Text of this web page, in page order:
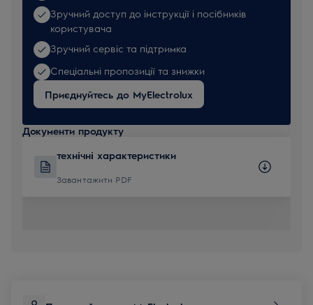
Зручний доступ до інструкції і посібників
користувача
Зручний сервіс та підтримка
Спеціальні пропозиції та знижки
Приєднуйтесь до MyElectrolux
Документи продукту
технічні характеристики
Завантажити PDF